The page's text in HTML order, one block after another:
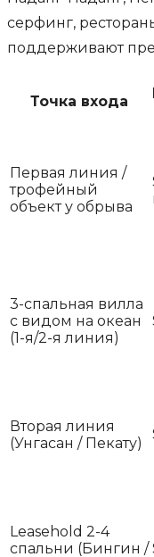
серфинг,
поддерживают
Точка входа
Первая линия /
трофейный
объект у обрыва
3-спальная вилла
с видом на океан
(1-я/2-я линия)
Вторая линия
(Унгасан / Пекату)
Leasehold 2-4
спальни (Бингин /